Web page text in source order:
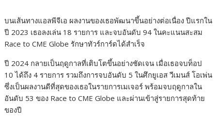
บนเส้นทางแอลพีจีเอ ผลงานของเธอพัฒนาขึ้นอย่างต่อเนื่อง ปีแรกใน
ปี 2023 เธอลงเล่น 18 รายการ และจบอันดับ 94 ในคะแนนสะสม
Race to CME Globe รักษาทัวร์การ์ดได้สำเร็จ
ปี 2024 กลายเป็นฤดูกาลที่เติบโตขึ้นอย่างชัดเจน เมื่อเธอจบท็อป
10 ได้ถึง 4 รายการ รวมถึงการจบอันดับ 5 ในศึกยูเอส วีเมนส์ โอเพ่น
ซึ่งเป็นผลงานดีที่สุดของเธอในรายการเมเจอร์ พร้อมจบฤดูกาลใน
อันดับ 53 ของ Race to CME Globe และผ่านเข้าสู่รายการสุดท้าย
ของปี